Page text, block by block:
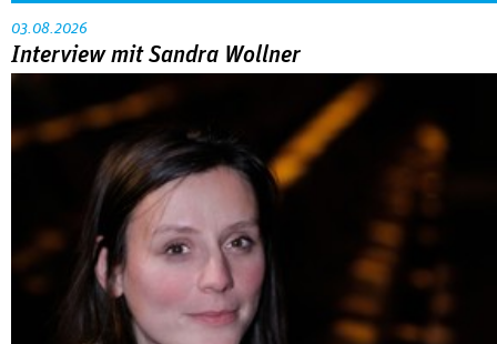
03.08.2026
Interview mit Sandra Wollner